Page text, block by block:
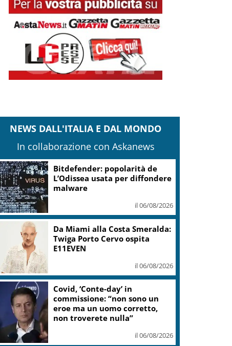
NEWS DALL'ITALIA E DAL MONDO
In collaborazione con Askanews
Bitdefender: popolarità de
L’Odissea usata per diffondere
malware
il 06/08/2026
Da Miami alla Costa Smeralda:
Twiga Porto Cervo ospita
E11EVEN
il 06/08/2026
Covid, ‘Conte-day’ in
commissione: “non sono un
eroe ma un uomo corretto,
non troverete nulla”
il 06/08/2026